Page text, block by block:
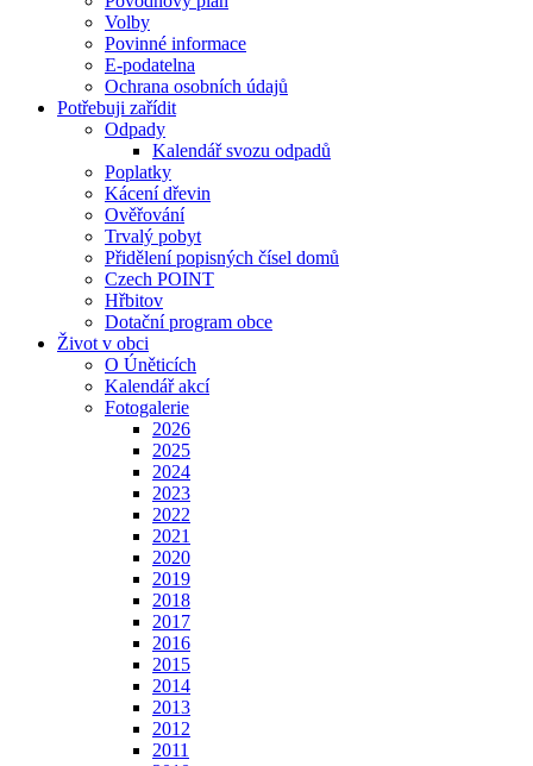
Volby
Povinné informace
E-podatelna
Ochrana osobních údajů
Potřebuji zařídit
Odpady
Kalendář svozu odpadů
Poplatky
Kácení dřevin
Ověřování
Trvalý pobyt
Přidělení popisných čísel domů
Czech POINT
Hřbitov
Dotační program obce
Život v obci
O Úněticích
Kalendář akcí
Fotogalerie
2026
2025
2024
2023
2022
2021
2020
2019
2018
2017
2016
2015
2014
2013
2012
2011